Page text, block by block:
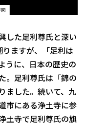
した足利尊氏と深い
ますが、「足利は
うに、日本の歴史の
。足利尊氏は「錦の
ました。続いて、九
市にある浄土寺に参
土寺で足利尊氏の旗